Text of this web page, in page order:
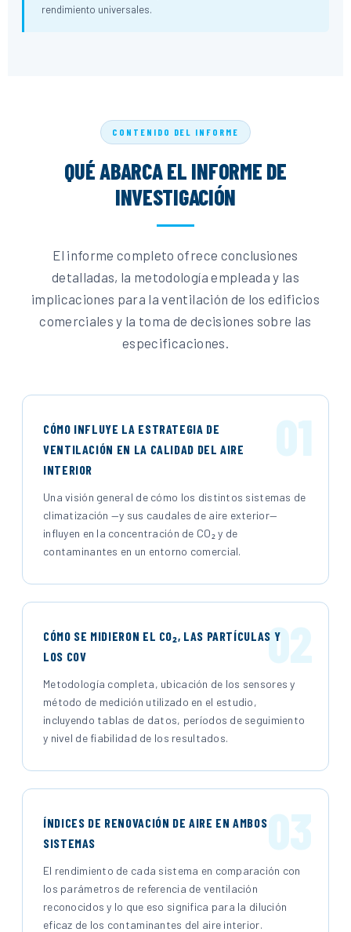
rendimiento universales.
CONTENIDO DEL INFORME
QUÉ ABARCA EL INFORME DE
INVESTIGACIÓN
El informe completo ofrece conclusiones
detalladas, la metodología empleada y las
implicaciones para la ventilación de los edificios
comerciales y la toma de decisiones sobre las
especificaciones.
01
CÓMO INFLUYE LA ESTRATEGIA DE
VENTILACIÓN EN LA CALIDAD DEL AIRE
INTERIOR
Una visión general de cómo los distintos sistemas de
climatización —y sus caudales de aire exterior—
influyen en la concentración de CO₂ y de
contaminantes en un entorno comercial.
02
CÓMO SE MIDIERON EL CO₂, LAS PARTÍCULAS Y
LOS COV
Metodología completa, ubicación de los sensores y
método de medición utilizado en el estudio,
incluyendo tablas de datos, períodos de seguimiento
y nivel de fiabilidad de los resultados.
03
ÍNDICES DE RENOVACIÓN DE AIRE EN AMBOS
SISTEMAS
El rendimiento de cada sistema en comparación con
los parámetros de referencia de ventilación
reconocidos y lo que eso significa para la dilución
eficaz de los contaminantes del aire interior.